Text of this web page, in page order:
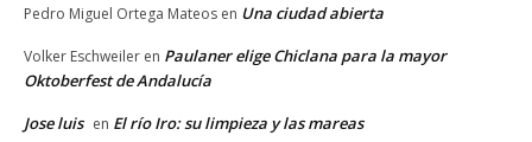
Pedro Miguel Ortega Mateos en Una ciudad abierta
Volker Eschweiler en Paulaner elige Chiclana para la mayor
Oktoberfest de Andalucía
Jose luis en El río Iro: su limpieza y las mareas